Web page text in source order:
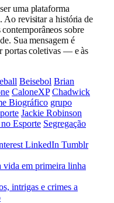
uma plataforma
Ao revisitar a história de
sobre
Sua mensagem é
portas coletivas — e às
Beisebol Brian
CaloneXP Chadwick
Biográfico grupo
Jackie Robinson
Esporte Segregação
LinkedIn Tumblr
vida em primeira linha
intrigas e crimes a